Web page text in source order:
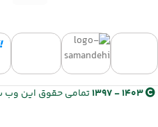
1403 - 1397 تمامی حقوق این وب